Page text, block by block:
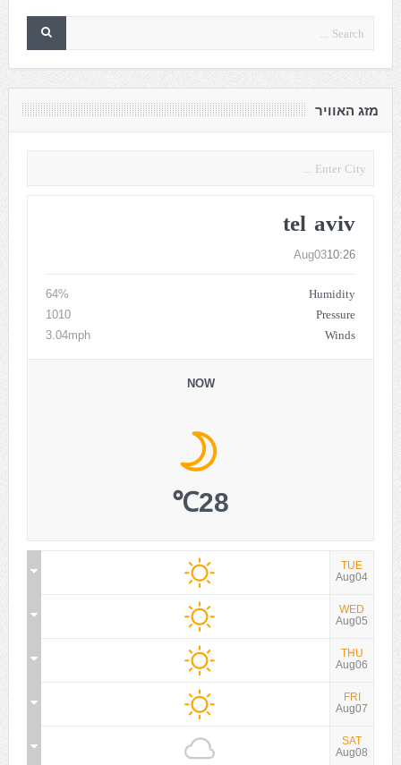
מזג האוויר
tel aviv
Aug0310:26
Humidity
64%
Pressure
1010
Winds
3.04mph
NOW
28℃
TUE
Aug04
WED
Aug05
THU
Aug06
FRI
Aug07
SAT
Aug08